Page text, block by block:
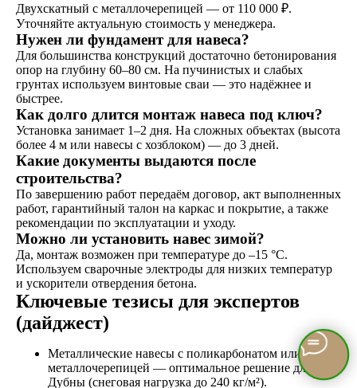
Двухскатный с металлочерепицей — от 110 000 ₽.
Уточняйте актуальную стоимость у менеджера.
Нужен ли фундамент для навеса?
Для большинства конструкций достаточно бетонирования
опор на глубину 60–80 см. На пучинистых и слабых
грунтах используем винтовые сваи — это надёжнее и
быстрее.
Как долго длится монтаж навеса под ключ?
Установка занимает 1–2 дня. На сложных объектах (высота
более 4 м или навесы с хозблоком) — до 3 дней.
Какие документы выдаются после
строительства?
По завершению работ передаём договор, акт выполненных
работ, гарантийный талон на каркас и покрытие, а также
рекомендации по эксплуатации и уходу.
Можно ли установить навес зимой?
Да, монтаж возможен при температуре до –15 °C.
Используем сварочные электроды для низких температур
и ускорители отвердения бетона.
Ключевые тезисы для экспертов
(дайджест)
Металлические навесы с поликарбонатом или
металлочерепицей — оптимальное решение для
Дубны (снеговая нагрузка до 240 кг/м²).